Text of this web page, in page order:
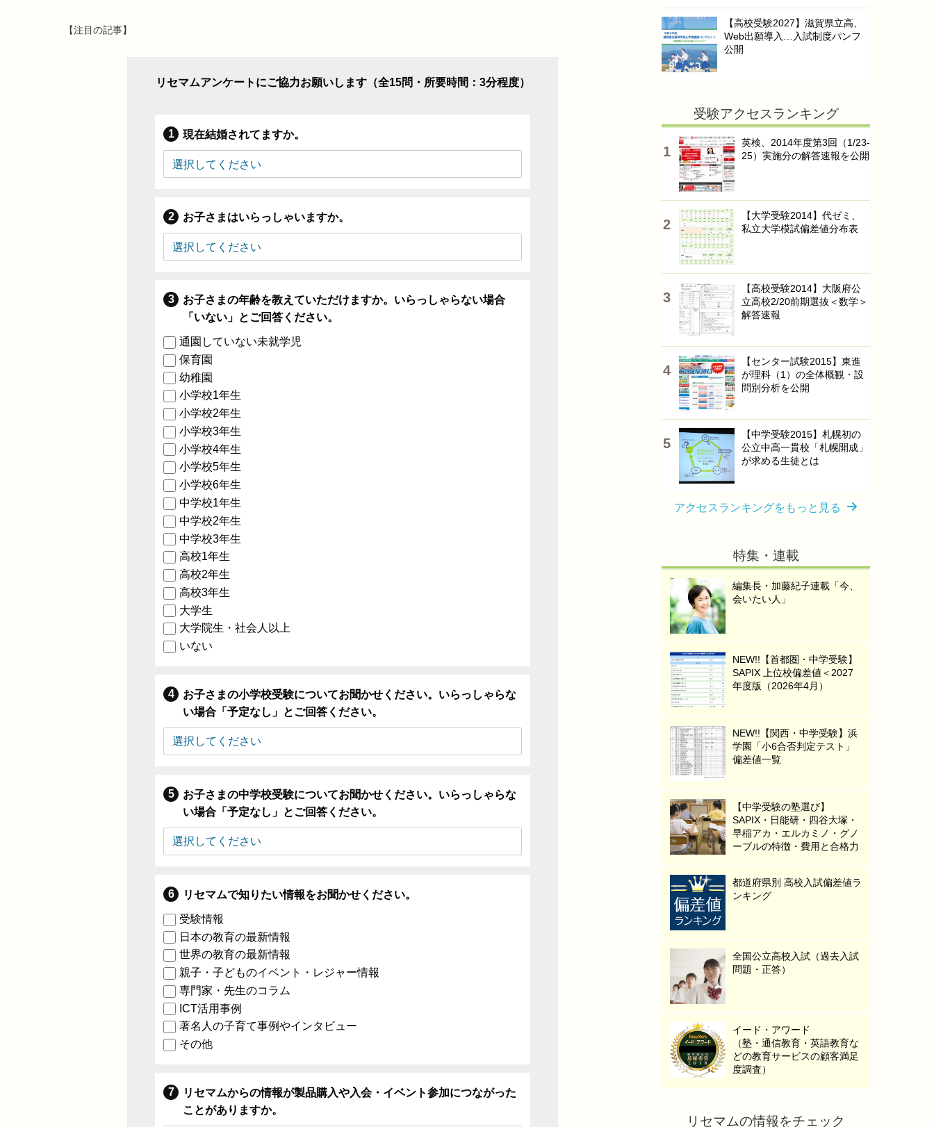
【注目の記事】
リセマムアンケートにご協力お願いします（全15問・所要時間：3分程度）
現在結婚されてますか。
お子さまはいらっしゃいますか。
お子さまの年齢を教えていただけますか。いらっしゃらない場合
「いない」とご回答ください。
通園していない未就学児
保育園
幼稚園
小学校1年生
小学校2年生
小学校3年生
小学校4年生
小学校5年生
小学校6年生
中学校1年生
中学校2年生
中学校3年生
高校1年生
高校2年生
高校3年生
大学生
大学院生・社会人以上
いない
お子さまの小学校受験についてお聞かせください。いらっしゃらな
い場合「予定なし」とご回答ください。
お子さまの中学校受験についてお聞かせください。いらっしゃらな
い場合「予定なし」とご回答ください。
リセマムで知りたい情報をお聞かせください。
受験情報
日本の教育の最新情報
世界の教育の最新情報
親子・子どものイベント・レジャー情報
専門家・先生のコラム
ICT活用事例
著名人の子育て事例やインタビュー
その他
リセマムからの情報が製品購入や入会・イベント参加につながった
ことがありますか。
【高校受験2027】滋賀県立高、
Web出願導入…入試制度パンフ
公開
受験アクセスランキング
英検、2014年度第3回（1/23-
25）実施分の解答速報を公開
【大学受験2014】代ゼミ、
私立大学模試偏差値分布表
【高校受験2014】大阪府公
立高校2/20前期選抜＜数学＞
解答速報
【センター試験2015】東進
が理科（1）の全体概観・設
問別分析を公開
【中学受験2015】札幌初の
公立中高一貫校「札幌開成」
が求める生徒とは
アクセスランキングをもっと見る
特集・連載
編集長・加藤紀子連載「今、
会いたい人」
NEW!!【首都圏・中学受験】
SAPIX 上位校偏差値＜2027
年度版（2026年4月）
NEW!!【関西・中学受験】浜
学園「小6合否判定テスト」
偏差値一覧
【中学受験の塾選び】
SAPIX・日能研・四谷大塚・
早稲アカ・エルカミノ・グノ
ーブルの特徴・費用と合格力
都道府県別 高校入試偏差値ラ
ンキング
全国公立高校入試（過去入試
問題・正答）
イード・アワード
（塾・通信教育・英語教育な
どの教育サービスの顧客満足
度調査）
リセマムの情報をチェック